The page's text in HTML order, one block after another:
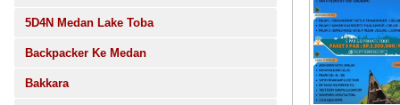
5D4N Medan Lake Toba
Backpacker Ke Medan
Bakkara